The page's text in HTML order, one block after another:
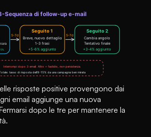
risposte positive provengono dai
email aggiunge una nuova
dopo le tre per mantenere la